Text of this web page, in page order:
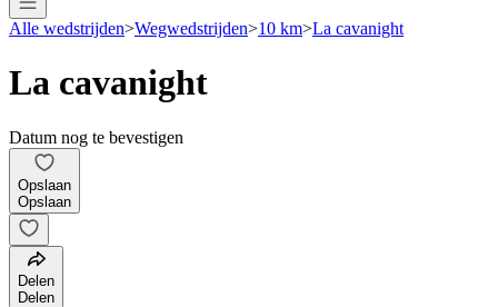
Alle wedstrijden>Wegwedstrijden>10 km>La cavanight
La cavanight
Datum nog te bevestigen
Opslaan
Opslaan
Delen
Delen